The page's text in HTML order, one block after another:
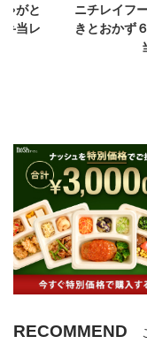
塩焼
配弁
ニチレイフ
ソースハン
した！
RECOMMEND